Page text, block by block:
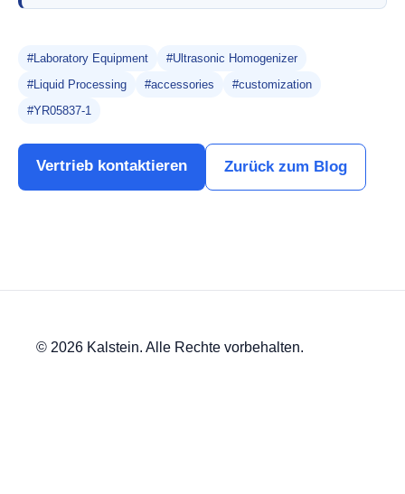
#Laboratory Equipment
#Ultrasonic Homogenizer
#Liquid Processing
#accessories
#customization
#YR05837-1
Vertrieb kontaktieren Zurück zum Blog
© 2026 Kalstein. Alle Rechte vorbehalten.